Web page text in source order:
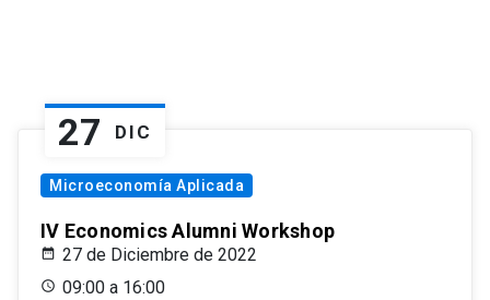
27 DIC
Microeconomía Aplicada
IV Economics Alumni Workshop
27 de Diciembre de 2022
09:00 a 16:00